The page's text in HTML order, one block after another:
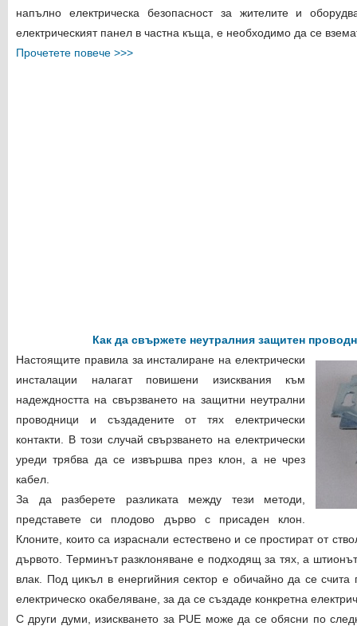
напълно електрическа безопасност за жителите и
електрическият панел в частна къща, е необходимо да се
Прочетете повече >>>
Как да свържете неутралния защитен
Настоящите правила за инсталиране на електрически
инсталации налагат повишени изисквания към
надеждността на свързването на защитни неутрални
проводници и създадените от тях електрически
контакти. В този случай свързването на електрически
уреди трябва да се извършва през клон, а не чрез
кабел.
За да разберете разликата между тези методи,
представете си плодово дърво с присаден клон.
Клоните, които са израснали естествено и се простират от
дървото. Терминът разклоняване е подходящ за тях, а
влак. Под цикъл в енергийния сектор е обичайно да се
електрическо окабеляване, за да се създаде конкретна
С други думи, изискването за PUE може да се обясни по